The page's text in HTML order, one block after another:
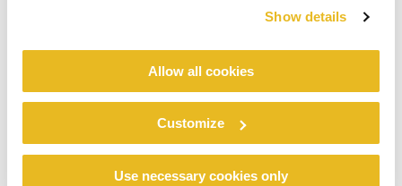
Show details
Allow all cookies
Customize
Use necessary cookies only